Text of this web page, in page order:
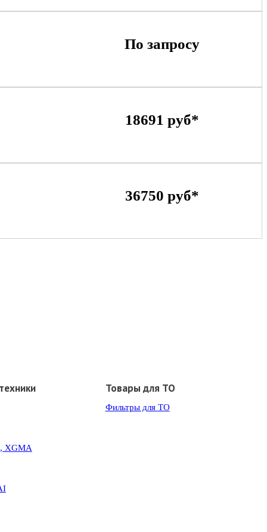
По запросу
18691 руб*
36750 руб*
XGMA
Товары для ТО
Фильтры для ТО